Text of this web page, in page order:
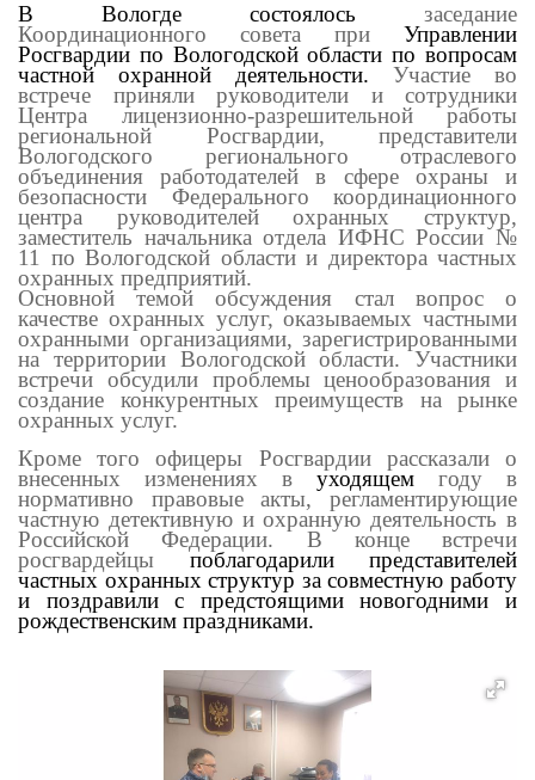
В Вологде состоялось заседание
Координационного совета при Управлении
Росгвардии по Вологодской области по вопросам
частной охранной деятельности. Участие во
встрече приняли руководители и сотрудники
Центра лицензионно-разрешительной работы
региональной Росгвардии, представители
Вологодского регионального отраслевого
объединения работодателей в сфере охраны и
безопасности Федерального координационного
центра руководителей охранных структур,
заместитель начальника отдела ИФНС России №
11 по Вологодской области и директора частных
охранных предприятий.
Основной темой обсуждения стал вопрос о
качестве охранных услуг, оказываемых частными
охранными организациями, зарегистрированными
на территории Вологодской области. Участники
встречи обсудили проблемы ценообразования и
создание конкурентных преимуществ на рынке
охранных услуг.
Кроме того офицеры Росгвардии рассказали о
внесенных изменениях в уходящем году в
нормативно правовые акты, регламентирующие
частную детективную и охранную деятельность в
Российской Федерации. В конце встречи
росгвардейцыпоблагодарили представителей
частных охранных структур за совместную работу
и поздравили с предстоящими новогодними и
рождественским праздниками.